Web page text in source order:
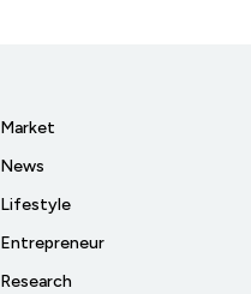
Market
News
Lifestyle
Entrepreneur
Research